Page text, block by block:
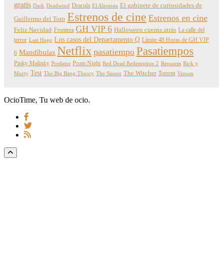
gratis Dark Deadwind Dracula El Alienista El gabinete de curiosidades de
Guillermo del Toro Estrenos de cine Estrenos en cine
Feliz Navidad Frontera GH VIP 6 Halloween cuenta atrás La calle del
terror Last Hope Los casos del Departamento Q Límite 48 Horas de GH VIP
6 Mandíbulas Netflix pasatiempo Pasatiempos
Pinky Malinky Predator Prom Night Red Dead Redemption 2 Requiem Rick y
Morty Test The Big Bang Theory The Sinner The Witcher Torrent Venom
OcioTime, Tu web de ocio.